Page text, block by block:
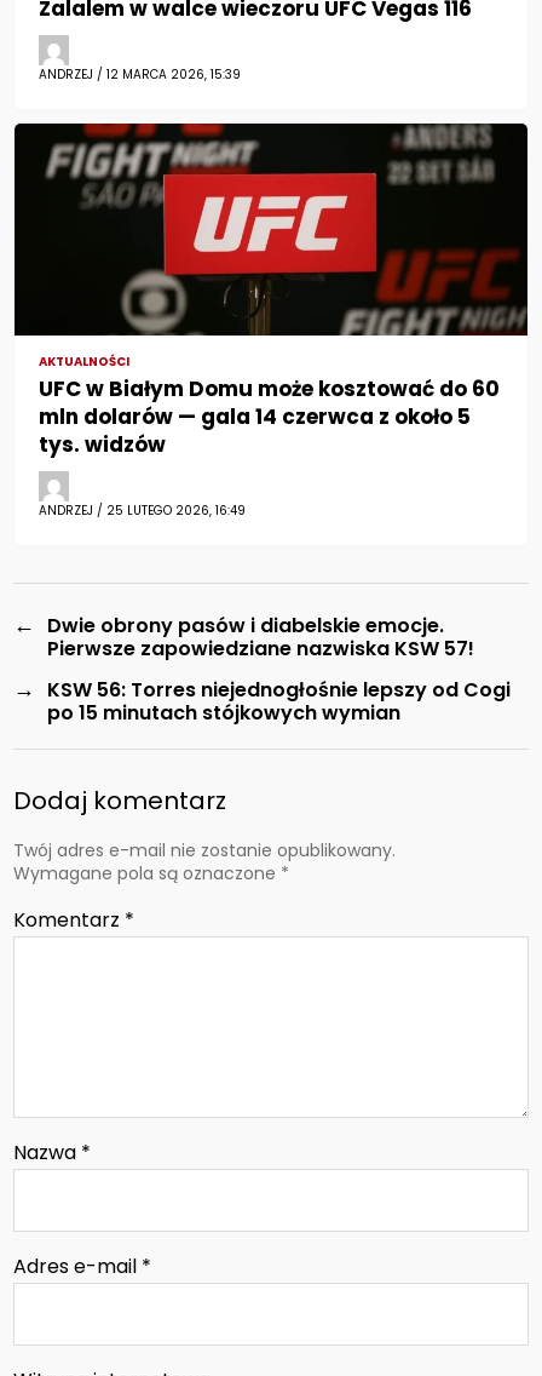
Zalalem w walce wieczoru UFC Vegas 116
ANDRZEJ / 12 MARCA 2026, 15:39
AKTUALNOŚCI
UFC w Białym Domu może kosztować do 60
mln dolarów — gala 14 czerwca z około 5
tys. widzów
ANDRZEJ / 25 LUTEGO 2026, 16:49
←
Dwie obrony pasów i diabelskie emocje.
Pierwsze zapowiedziane nazwiska KSW 57!
→
KSW 56: Torres niejednogłośnie lepszy od Cogi
po 15 minutach stójkowych wymian
Dodaj komentarz
Twój adres e-mail nie zostanie opublikowany.
Wymagane pola są oznaczone *
Komentarz *
Nazwa *
Adres e-mail *